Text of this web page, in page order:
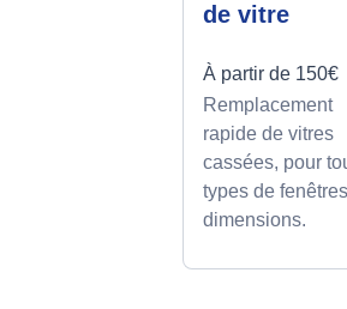
de vitre
À partir de 150€
Remplacement
rapide de vitres
cassées, pour
types de
dimensions.